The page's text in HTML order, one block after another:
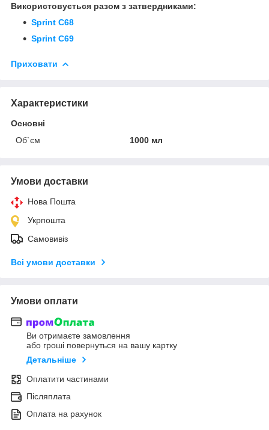
Використовується разом з затвердниками:
Sprint C68
Sprint C69
Приховати
Характеристики
Основні
Об`єм
1000 мл
Умови доставки
Нова Пошта
Укрпошта
Самовивіз
Всі умови доставки
Умови оплати
Ви отримаєте замовлення
або гроші повернуться на вашу картку
Детальніше
Оплатити частинами
Післяплата
Оплата на рахунок